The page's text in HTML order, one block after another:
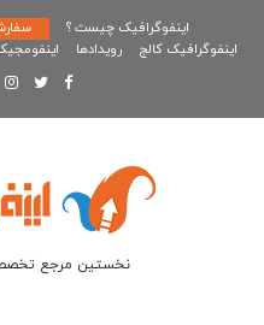
اینفوگرافیک چیست ؟
اینفوگرافیک کالج
رویدادها
نخستین مرجع